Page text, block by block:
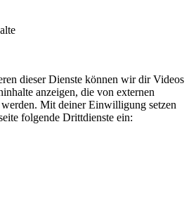
dieser Dienste können wir dir Videos
anzeigen, die von externen
Mit deiner Einwilligung setzen
folgende Drittdienste ein: